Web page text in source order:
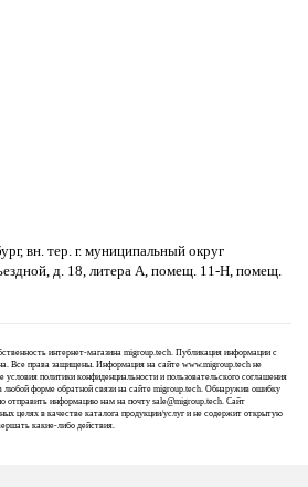
вн. тер. г. муниципальный округ
д. 18, литера А, помещ. 11-Н, помещ.
интернет-магазина migroup.tech. Публикация информации с
Все права защищены. Информация на сайте www.migroup.tech не
условия политики конфиденциальности и пользовательского соглашения
любой форме обратной связи на сайте migroup.tech. Обнаружив ошибку
отправить информацию нам на почту sale@migroup.tech. Сайт
целях в качестве каталога продукции/услуг и не содержит открытую
какие-либо действия.